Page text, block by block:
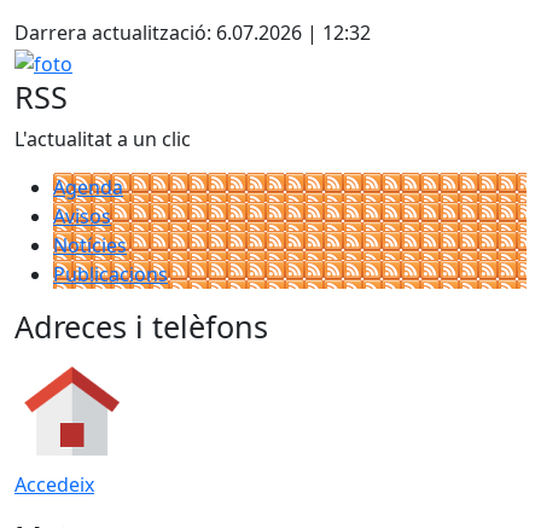
Darrera actualització: 6.07.2026 | 12:32
foto
RSS
L'actualitat a un clic
Agenda
Avisos
Notícies
Publicacions
Adreces i telèfons
Accedeix